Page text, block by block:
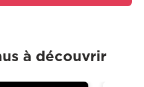
à découvrir